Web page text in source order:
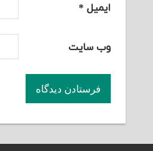
ایمیل *
وب‌ سایت